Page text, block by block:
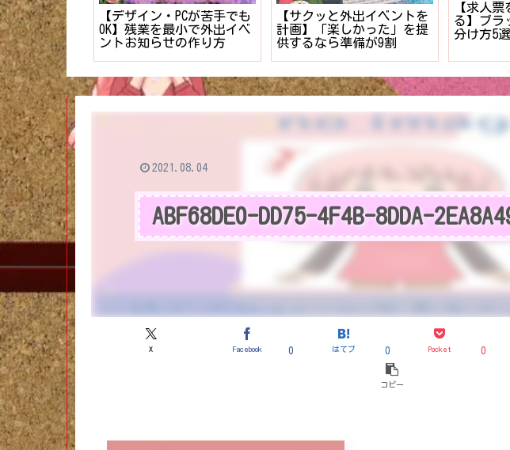
新米編集長
まれる介護
のテクニッ
【図解多めで解説】入浴時
の着脱介助が劇的にスムー
ズになる6つのコツ！！
誕生日会で絶対に外せない
3つのアトラクション【利
用者様に最高の写真を】
【新人介
したい！
拒否を克
ABF68DE0-DD75-4F4B-8DDA-
X Facebook 0 はてブ 0 Pocket 0
コピー
2021.08.04